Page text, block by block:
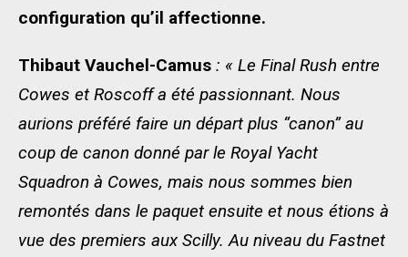
configuration qu’il affectionne.
Thibaut Vauchel-Camus : « Le Final Rush entre
Cowes et Roscoff a été passionnant. Nous
aurions préféré faire un départ plus “canon” au
coup de canon donné par le Royal Yacht
Squadron à Cowes, mais nous sommes bien
remontés dans le paquet ensuite et nous étions à
vue des premiers aux Scilly. Au niveau du Fastnet